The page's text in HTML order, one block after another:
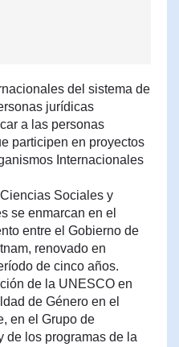
del sistema de
jurídicas
a las personas
participen en proyectos
Internacionales
Sociales y
se enmarcan en el
entre el Gobierno de
renovado en
de cinco años.
de la UNESCO en
de Género en el
en el Grupo de
de los programas de la